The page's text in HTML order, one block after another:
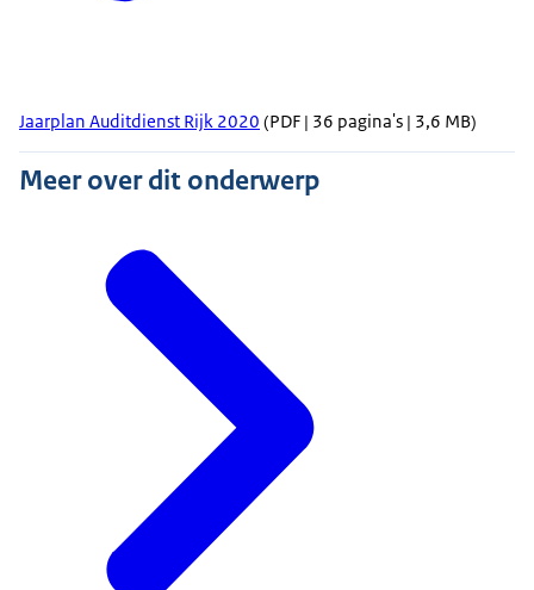
Jaarplan Auditdienst Rijk 2020 (PDF | 36 pagina's | 3,6 MB)
Meer over dit onderwerp